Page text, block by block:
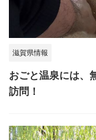
滋賀県情報
おごと温泉には、
訪問！